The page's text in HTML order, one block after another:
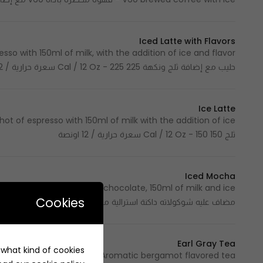
Iced Latte with Flavors
حليب مع إضافة ثلج ونكهة 225 Cal / 12 Oz - 225 سعرة حرارية / 12 اونصة
Ice Latte
ثلج 150 Cal / 12 Oz - 150 سعرة حرارية / 12 اونصة
Iced Mocha
مضاف عليه شوكولاته داكنة استرالية مع 150مل حليب وثلج 394 Cal / 12 Oz - 394 سعرة حرارية / 12 اونصة
Earl Gray Tea
Aromatic bergamot flavored tea - شاي بنكهة البرغموت العطرية 4 Cal / 8 Oz - 4 سعرة حرارية / 8 اونصة
Cookies
kind of cookies